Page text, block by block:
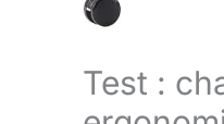
Test :